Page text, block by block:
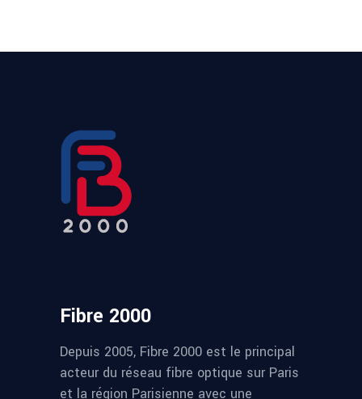
Fibre 2000
Depuis 2005, Fibre 2000 est le principal
acteur du réseau fibre optique sur Paris
et la région Parisienne avec une